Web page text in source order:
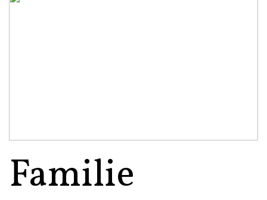
Familie